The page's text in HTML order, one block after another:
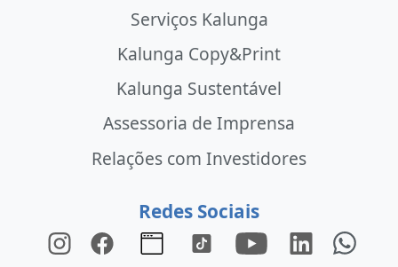
Serviços Kalunga
Kalunga Copy&Print
Kalunga Sustentável
Assessoria de Imprensa
Relações com Investidores
Redes Sociais